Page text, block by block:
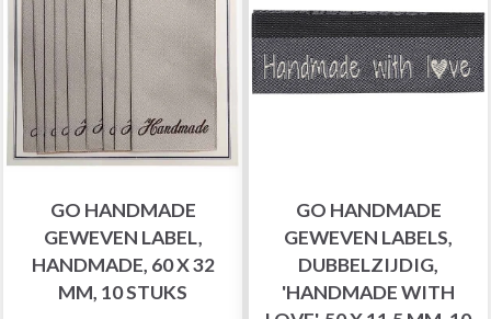
GO HANDMADE
GEWEVEN LABEL,
HANDMADE, 60 X 32
MM, 10 STUKS
GO HANDMADE
GEWEVEN LABELS,
DUBBELZIJDIG,
'HANDMADE WITH